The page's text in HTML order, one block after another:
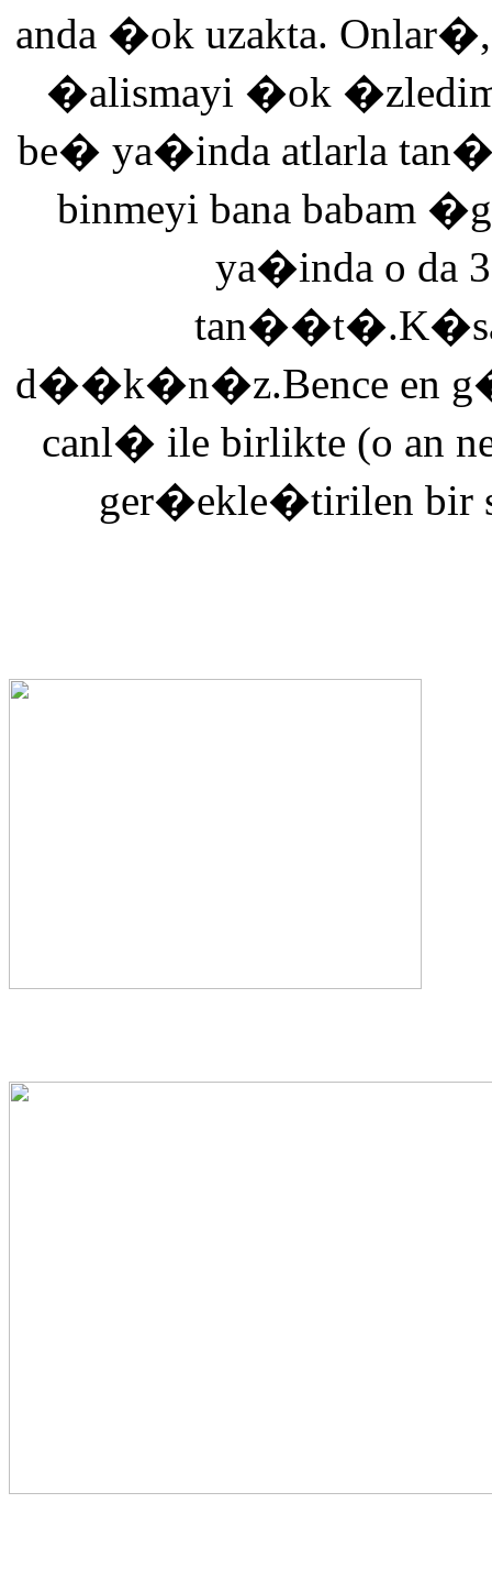
anda �ok uzakta.
�alismayi �ok
be� ya�inda atlarla
binmeyi bana babam
ya�inda o da
d��k�n�z.Bence en
canl� ile birlikte (o an
ger�ekle�tirilen bir